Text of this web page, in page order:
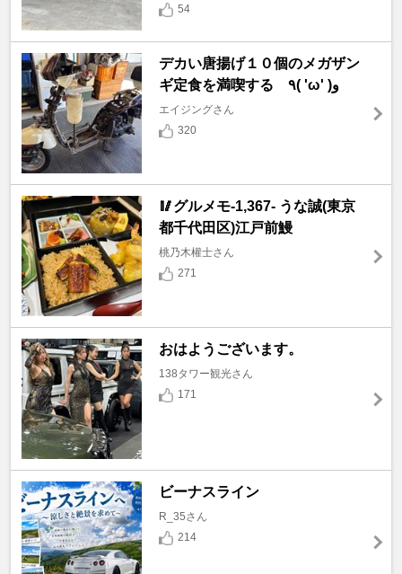
54
デカい唐揚げ１０個のメガザン
ギ定食を満喫する ٩( 'ω' )و
エイジングさん
320
🥢グルメモ-1,367- うな誠(東京
都千代田区)江戸前鰻
桃乃木權士さん
271
おはようございます。
138タワー観光さん
171
ビーナスライン
R_35さん
214